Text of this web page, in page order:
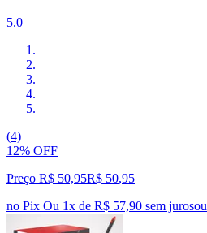
5.0
(4)
12% OFF
Preço R$ 50,95R$ 50,95
no Pix Ou 1x de R$ 57,90 sem jurosou